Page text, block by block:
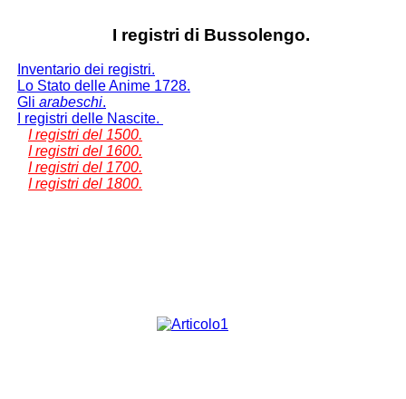
I registri di Bussolengo.
Inventario dei registri.
Lo Stato delle Anime 1728.
Gli arabeschi.
I registri delle Nascite.
I registri del 1500.
I registri del 1600.
I registri del 1700.
I registri del 1800.